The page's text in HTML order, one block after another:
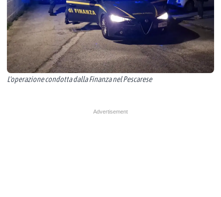
L'operazione condotta dalla Finanza nel Pescarese